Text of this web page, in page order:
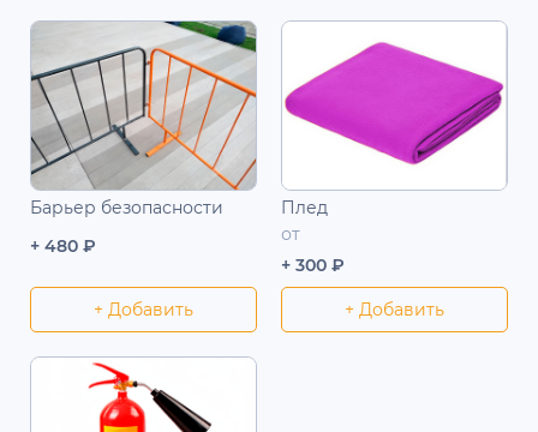
Барьер безопасности
+ 480 ₽
+ Добавить
Плед
от
+ 300 ₽
+ Добавить